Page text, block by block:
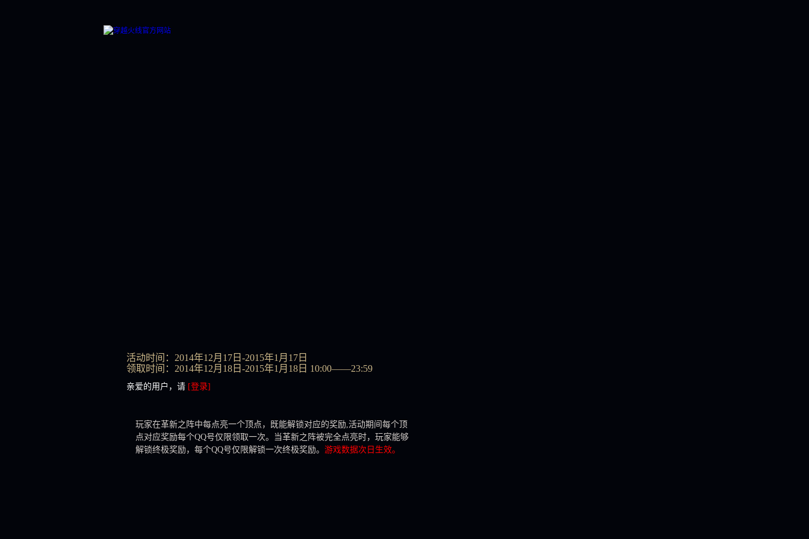
活动时间：2014年12月17日-2015年1月17日
领取时间：2014年12月18日-2015年1月18日 10:00——23:59
亲爱的用户，请 [登录]
玩家在革新之阵中每点亮一个顶点 ，既能解锁对应的奖励,活动期间每个顶
点对应奖励每个QQ号仅限领取一次。当革新之阵被完全点亮时，玩家能够
解锁终极奖励，每个QQ号仅限解锁一次终极奖励。 游戏数据次日生效。